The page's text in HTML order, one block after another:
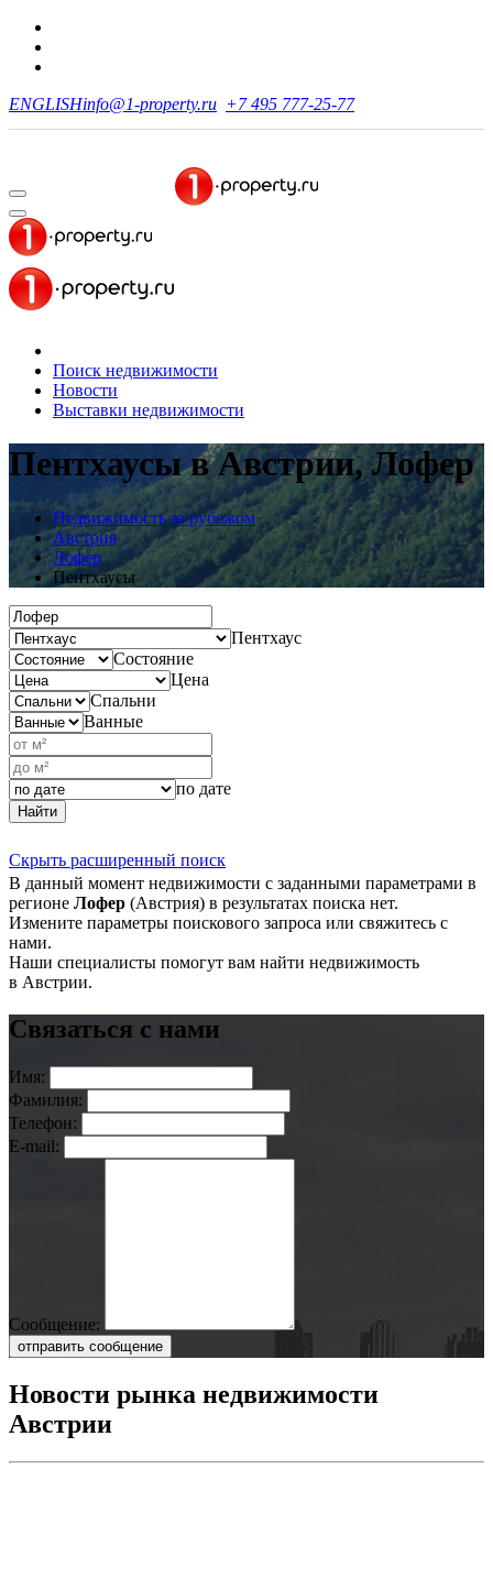
ENGLISHinfo@1-property.ru +7 495 777-25-77
Поиск недвижимости
Новости
Выставки недвижимости
Пентхаусы в Австрии, Лофер
Недвижимость за рубежом
Австрия
Лофер
Пентхаусы
Пентхаус
Состояние
Цена
Спальни
Ванные
по дате
Найти
Скрыть расширенный поиск
В данный момент недвижимости с заданными параметрами в
регионе Лофер (Австрия) в результатах поиска нет.
Измените параметры поискового запроса или свяжитесь с
нами.
Наши специалисты помогут вам найти недвижимость
в Австрии.
Связаться с нами
Имя:
Фамилия:
Телефон:
E-mail:
Сообщение:
отправить сообщение
Новости рынка недвижимости
Австрии